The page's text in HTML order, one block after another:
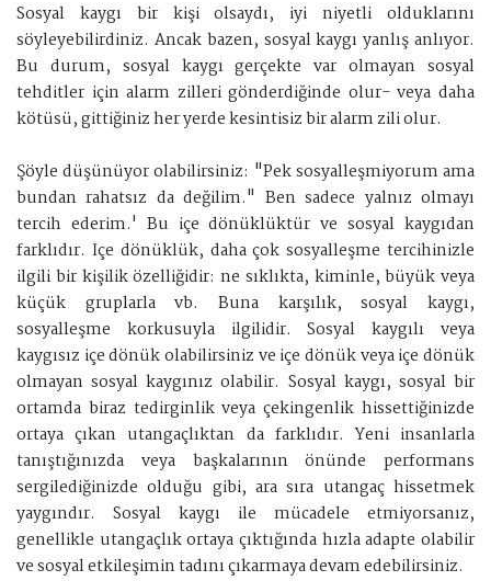
Sosyal kaygı bir kişi olsaydı, iyi niyetli olduklarını
söyleyebilirdiniz. Ancak bazen, sosyal kaygı yanlış anlıyor.
Bu durum, sosyal kaygı gerçekte var olmayan sosyal
tehditler için alarm zilleri gönderdiğinde olur- veya daha
kötüsü, gittiğiniz her yerde kesintisiz bir alarm zili olur.
Şöyle düşünüyor olabilirsiniz: "Pek sosyalleşmiyorum ama
bundan rahatsız da değilim." Ben sadece yalnız olmayı
tercih ederim.' Bu içe dönüklüktür ve sosyal kaygıdan
farklıdır. İçe dönüklük, daha çok sosyalleşme tercihinizle
ilgili bir kişilik özelliğidir: ne sıklıkta, kiminle, büyük veya
küçük gruplarla vb. Buna karşılık, sosyal kaygı,
sosyalleşme korkusuyla ilgilidir. Sosyal kaygılı veya
kaygısız içe dönük olabilirsiniz ve içe dönük veya içe dönük
olmayan sosyal kaygınız olabilir. Sosyal kaygı, sosyal bir
ortamda biraz tedirginlik veya çekingenlik hissettiğinizde
ortaya çıkan utangaçlıktan da farklıdır. Yeni insanlarla
tanıştığınızda veya başkalarının önünde performans
sergilediğinizde olduğu gibi, ara sıra utangaç hissetmek
yaygındır. Sosyal kaygı ile mücadele etmiyorsanız,
genellikle utangaçlık ortaya çıktığında hızla adapte olabilir
ve sosyal etkileşimin tadını çıkarmaya devam edebilirsiniz.